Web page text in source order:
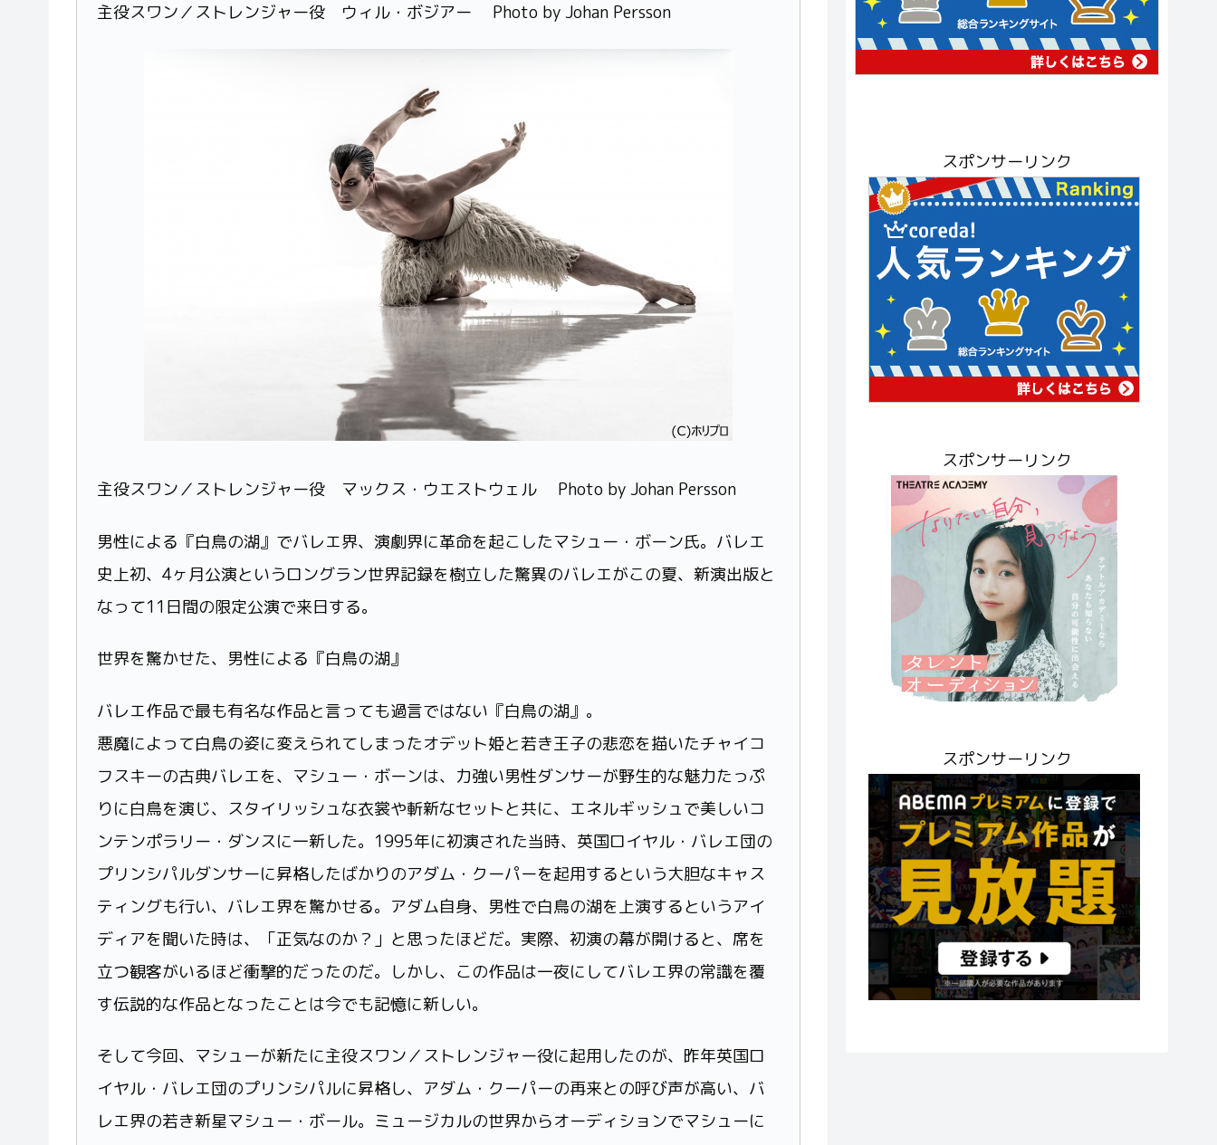
主役スワン／ストレンジャー役 ウィル・ボジアー Photo by Johan Persson
主役スワン／ストレンジャー役 マックス・ウエストウェル Photo by Johan Persson
男性による『白鳥の湖』でバレエ界、演劇界に革命を起こしたマシュー・ボーン氏。バレエ
史上初、4ヶ月公演というロングラン世界記録を樹立した驚異のバレエがこの夏、新演出版と
なって11日間の限定公演で来日する。
世界を驚かせた、男性による『白鳥の湖』
バレエ作品で最も有名な作品と言っても過言ではない『白鳥の湖』。
悪魔によって白鳥の姿に変えられてしまったオデット姫と若き王子の悲恋を描いたチャイコ
フスキーの古典バレエを、マシュー・ボーンは、力強い男性ダンサーが野生的な魅力たっぷ
りに白鳥を演じ、スタイリッシュな衣裳や斬新なセットと共に、エネルギッシュで美しいコ
ンテンポラリー・ダンスに一新した。1995年に初演された当時、英国ロイヤル・バレエ団の
プリンシパルダンサーに昇格したばかりのアダム・クーパーを起用するという大胆なキャス
ティングも行い、バレエ界を驚かせる。アダム自身、男性で白鳥の湖を上演するというアイ
ディアを聞いた時は、「正気なのか？」と思ったほどだ。実際、初演の幕が開けると、席を
立つ観客がいるほど衝撃的だったのだ。しかし、この作品は一夜にしてバレエ界の常識を覆
す伝説的な作品となったことは今でも記憶に新しい。
そして今回、マシューが新たに主役スワン／ストレンジャー役に起用したのが、昨年英国ロ
イヤル・バレエ団のプリンシパルに昇格し、アダム・クーパーの再来との呼び声が高い、バ
レエ界の若き新星マシュー・ボール。ミュージカルの世界からオーディションでマシューに
スポンサーリンク
スポンサーリンク
スポンサーリンク